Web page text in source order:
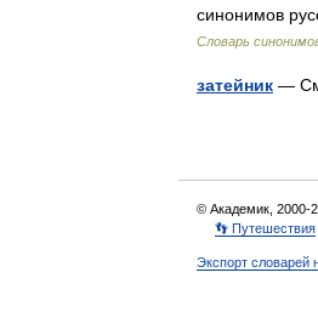
синонимов
Словарь
затейник —
© Академик, 2000-
👣 Путешествия
Экспорт словарей